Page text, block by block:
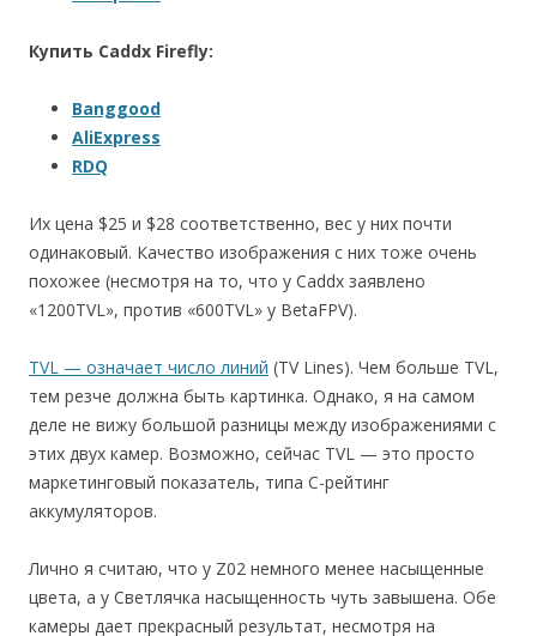
Купить Caddx Firefly:
Banggood
AliExpress
RDQ
Их цена $25 и $28 соответственно, вес у них почти
одинаковый. Качество изображения с них тоже очень
похожее (несмотря на то, что у Caddx заявлено
«1200TVL», против «600TVL» у BetaFPV).
TVL — означает число линий (TV Lines). Чем больше TVL,
тем резче должна быть картинка. Однако, я на самом
деле не вижу большой разницы между изображениями с
этих двух камер. Возможно, сейчас TVL — это просто
маркетинговый показатель, типа C-рейтинг
аккумуляторов.
Лично я считаю, что у Z02 немного менее насыщенные
цвета, а у Светлячка насыщенность чуть завышена. Обе
камеры дает прекрасный результат, несмотря на